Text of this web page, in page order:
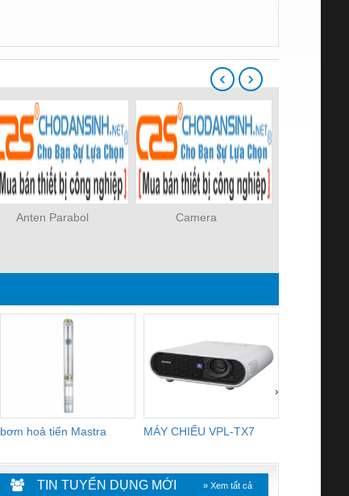
Anten Parabol Camera
‹ ›
bơm hoả tiển Mastra MÁY CHIẾU VPL-TX7
›
TIN TUYỂN DỤNG MỚI » Xem tất cả